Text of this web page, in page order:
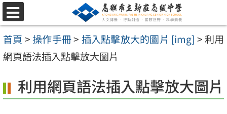
跳
至
主
要
容
選
單
首頁 >操作手冊> 插入點擊放大的圖片 [img] >利用
網頁語法插入點擊放大圖片
利用網頁語法插入點擊放大圖片